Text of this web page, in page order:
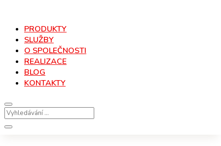
PRODUKTY
SLUŽBY
O SPOLEČNOSTI
REALIZACE
BLOG
KONTAKTY